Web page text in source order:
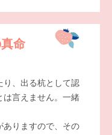
命
り、出る杭として認
は言えません。一緒
ありますので、その